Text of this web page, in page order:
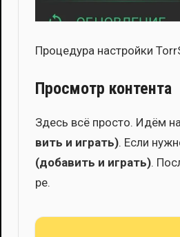
Про­це­ду­ра настрой­ки
Просмотр контента
Здесь всё про­сто. Идём
вить и играть). Если
(доба­вить и играть).
ре.